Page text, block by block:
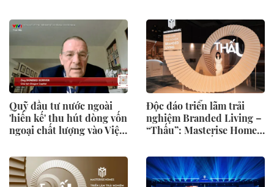
Quỹ đầu tư nước ngoài
'hiến kế' thu hút dòng vốn
ngoại chất lượng vào Việt
Độc đáo triển lãm trải
nghiệm Branded Living –
“Thấu”: Masterise Homes
tinh hoa về không gian
sống hàng hiệu